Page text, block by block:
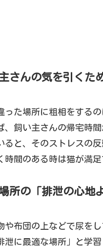
さんの気を引くた
った場所に粗相をする
、飼い主さんの帰宅時
ると、そのストレスの
時間のある時は猫が満
所の「排泄の心地
や布団の上などで尿を
泄に最適な場所」と学